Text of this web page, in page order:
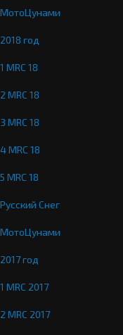
МотоЦунами
2018 год
1 MRC 18
2 MRC 18
3 MRC 18
4 MRC 18
5 MRC 18
Русский Снег
МотоЦунами
2017 год
1 MRC 2017
2 MRC 2017